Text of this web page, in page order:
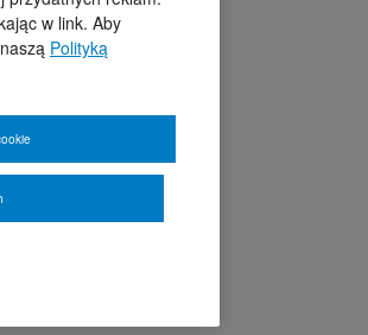
w link. Aby
Polityką